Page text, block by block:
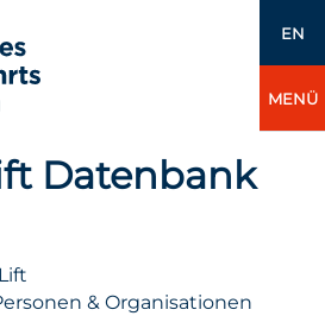
EN
MENÜ
Datenbank
& Organisationen